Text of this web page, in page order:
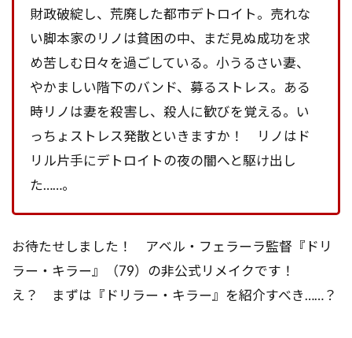
財政破綻し、荒廃した都市デトロイト。売れな
い脚本家のリノは貧困の中、まだ見ぬ成功を求
め苦しむ日々を過ごしている。小うるさい妻、
やかましい階下のバンド、募るストレス。ある
時リノは妻を殺害し、殺人に歓びを覚える。い
っちょストレス発散といきますか！ リノはド
リル片手にデトロイトの夜の闇へと駆け出し
た……。
お待たせしました！ アベル・フェラーラ監督『ドリ
ラー・キラー』（79）の非公式リメイクです！
え？ まずは『ドリラー・キラー』を紹介すべき……？